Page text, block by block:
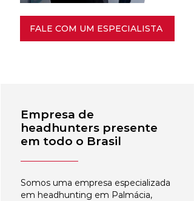
FALE COM UM ESPECIALISTA
Empresa de
headhunters presente
em todo o Brasil
Somos uma empresa especializada
em headhunting em Palmácia,